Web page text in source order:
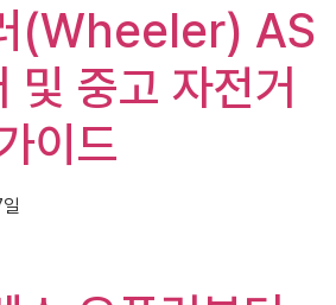
(Wheeler) AS
및 중고 자전거
이드